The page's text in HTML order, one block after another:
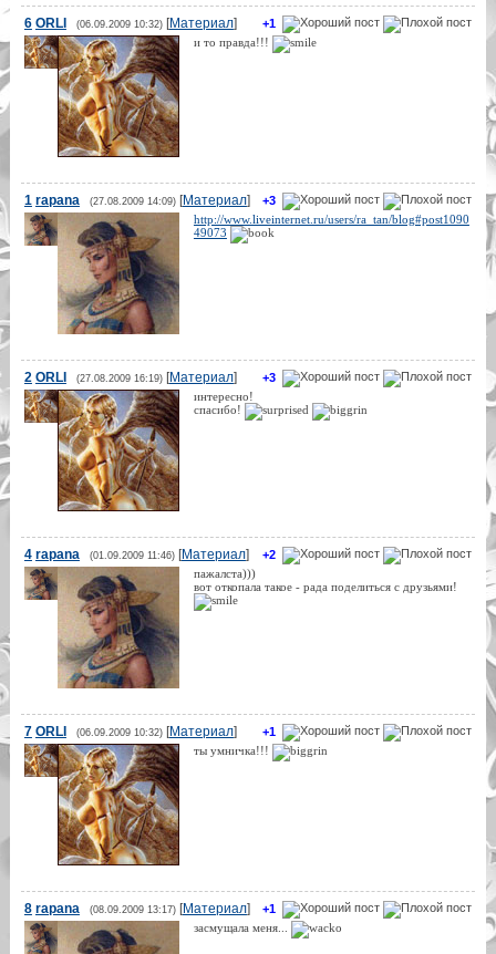
+1
6 ORLI (06.09.2009 10:32)[Материал]
и то правда!!!
+3
1 rapana (27.08.2009 14:09)[Материал]
http://www.liveinternet.ru/users/ra_tan/blog#post1090
49073
+3
2 ORLI (27.08.2009 16:19)[Материал]
интересно!
спасибо!
+2
4 rapana (01.09.2009 11:46)[Материал]
пажалста)))
вот откопала такое - рада поделиться с друзьями!
+1
7 ORLI (06.09.2009 10:32)[Материал]
ты умничка!!!
+1
8 rapana (08.09.2009 13:17)[Материал]
засмущала меня...